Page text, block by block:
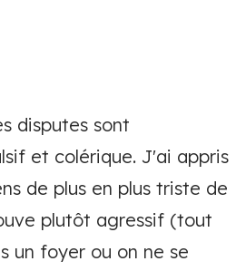
disputes sont
et colérique. J'ai appris
de plus en plus triste de
plutôt agressif (tout
un foyer ou on ne se